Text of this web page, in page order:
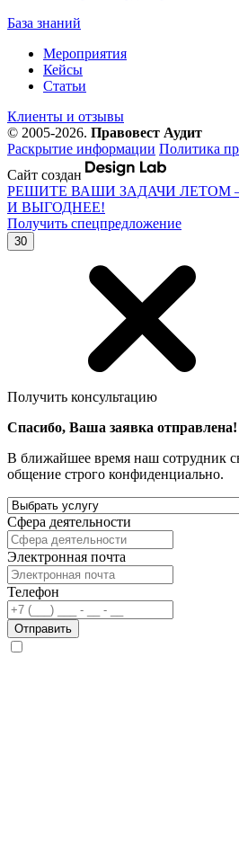
База знаний
Мероприятия
Кейсы
Статьи
Клиенты и отзывы
© 2005-2026. Правовест Аудит
Раскрытие информации Политика
Сайт создан
РЕШИТЕ ВАШИ ЗАДАЧИ ЛЕТОМ
И ВЫГОДНЕЕ!
Получить спецпредложение
30
Получить консультацию
Спасибо, Ваша заявка отправлена!
В ближайшее время наш сотрудник
общение строго конфиденциально.
Сфера деятельности
Электронная почта
Телефон
Отправить